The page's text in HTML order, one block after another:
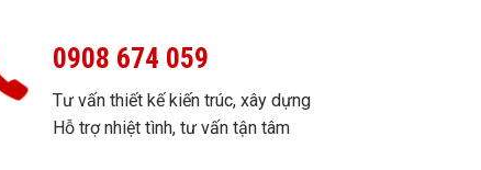
0908 674 059
Tư vấn thiết kế kiến trúc, xây dựng
Hỗ trợ nhiệt tình, tư vấn tận tâm